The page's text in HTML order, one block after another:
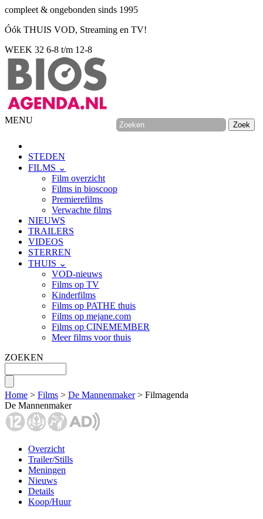
compleet & ongebonden sinds 1995
Óók THUIS VOD, Streaming en TV!
WEEK 32 6-8 t/m 12-8
MENU
STEDEN
FILMS ⌄
Film overzicht
Films in bioscoop
Premierefilms
Verwachte films
NIEUWS
TRAILERS
VIDEOS
STERREN
THUIS ⌄
VOD-nieuws
Films op TV
Kinderfilms
Films op PATHE thuis
Films op mejane.com
Films op CINEMEMBER
Meer films voor thuis
ZOEKEN
Home > Films > De Mannenmaker> Filmagenda
De Mannenmaker
Overzicht
Trailer/Stills
Meningen
Nieuws
Details
Koop/Huur